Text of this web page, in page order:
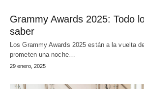
Grammy Awards 2025: Todo
saber
Los Grammy Awards 2025 están a la vuelta
prometen una noche…
29 enero, 2025